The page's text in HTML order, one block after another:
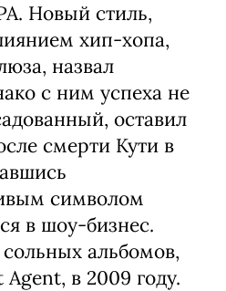
Новый стиль,
хип-хопа,
назвал
с ним успеха не
оставил
смерти Кути в
символом
в шоу-бизнес.
альбомов,
в 2009 году.